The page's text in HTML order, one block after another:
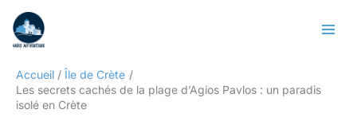
contenu
Accueil
Île de Crète
Les secrets cachés de la plage d’Agios Pavlos : un paradis
isolé en Crète
Rechercher